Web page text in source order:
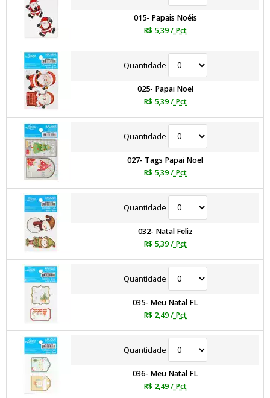
015- Papais Noéis
R$ 5,39/ Pct
Quantidade
025- Papai Noel
R$ 5,39/ Pct
Quantidade
027- Tags Papai Noel
R$ 5,39/ Pct
Quantidade
032- Natal Feliz
R$ 5,39/ Pct
Quantidade
035- Meu Natal FL
R$ 2,49/ Pct
Quantidade
036- Meu Natal FL
R$ 2,49/ Pct